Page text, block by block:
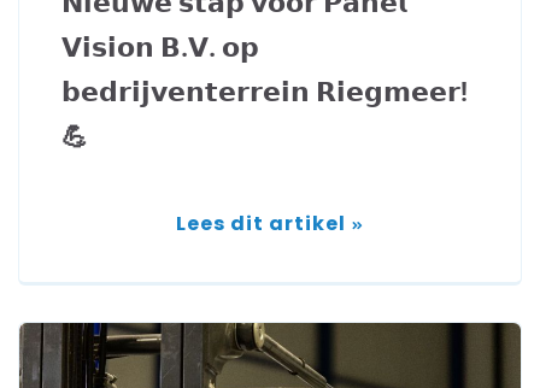
𝗩𝗶𝘀𝗶𝗼𝗻 𝗕.𝗩. 𝗼𝗽
𝗯𝗲𝗱𝗿𝗶𝗷𝘃𝗲𝗻𝘁𝗲𝗿𝗿𝗲𝗶𝗻 𝗥𝗶𝗲𝗴𝗺𝗲𝗲𝗿!
💪
Lees dit artikel